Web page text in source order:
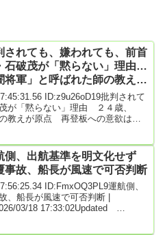
されても、嫌われても、前首
石破茂が「黙らない」理由…
将軍」と呼ばれた師の教えが
再登板への意欲は… (共同
)
ID:z9u26oD19批判されて
が「黙らない」理由 ２４歳、
教えが原点 再登板への意欲は… |
在任を終えた直後から各種メディ
姿...
側、出航基準を明文化せず
事故、船長が風速で可否判断
ID:FmxOQ3PL9運航側、
船長が風速で可否判断 |
03/18 17:33:02Updated